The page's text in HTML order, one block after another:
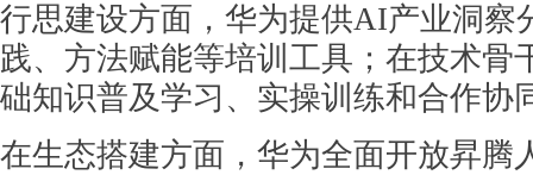
行思建设方面，华为提供AI产业洞察
践、方法赋能等培训工具；在技术骨
础知识普及学习、实操训练和合作协
在生态搭建方面，华为全面开放昇腾